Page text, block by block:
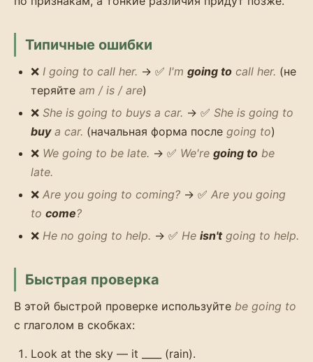
Типичные ошибки
❌ I going to call her. → ✅ I'm going to call her. (не
теряйте am / is / are)
❌ She is going to buys a car. → ✅ She is going to
buya car. (начальная форма после going to)
❌ We going to be late. → ✅ We're going to be
late.
❌ Are you going to coming? → ✅ Are you going
to come?
❌ He no going to help. → ✅ He isn'tgoing to help.
Быстрая проверка
В этой быстрой проверке используйте be going to
с глаголом в скобках:
Look at the sky — it ____ (rain).